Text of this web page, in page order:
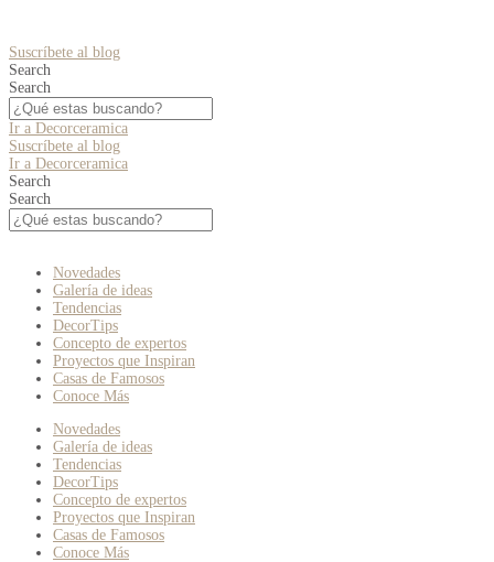
Suscríbete al blog
Search
Search
Ir a Decorceramica
Suscríbete al blog
Ir a Decorceramica
Search
Search
Novedades
Galería de ideas
Tendencias
DecorTips
Concepto de expertos
Proyectos que Inspiran
Casas de Famosos
Conoce Más
Novedades
Galería de ideas
Tendencias
DecorTips
Concepto de expertos
Proyectos que Inspiran
Casas de Famosos
Conoce Más